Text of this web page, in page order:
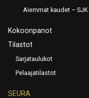
Aiemmat kaudet – SJK
Kokoonpanot
Tilastot
Sarjataulukot
Pelaajatilastot
SEURA